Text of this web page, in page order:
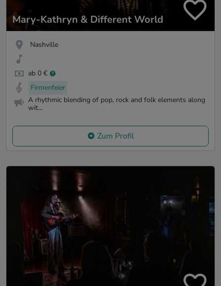
Mary-Kathryn & Different World
Nashville
ab 0 €
Firmenfeier
A rhythmic blending of pop, rock and folk elements along
wit...
Zum Profil